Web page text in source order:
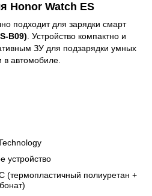
Honor Watch ES
подходит для зарядки смарт
B09). Устройство компактно и
ЗУ для подзарядки умных
в автомобиле.
устройство
(термопластичный полиуретан +